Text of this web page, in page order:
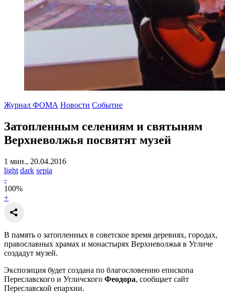
Журнал ФОМА Новости Событие
Затопленным селениям и святыням
Верхневолжья посвятят музей
1 мин., 20.04.2016
light dark sepia
-
100%
+
В память о затопленных в советское время деревнях, городах,
православных храмах и монастырях Верхневолжья в Угличе
создадут музей.
Экспозиция будет создана по благословению епископа
Переславского и Угличского Феодора, сообщает сайт
Переславской епархии.